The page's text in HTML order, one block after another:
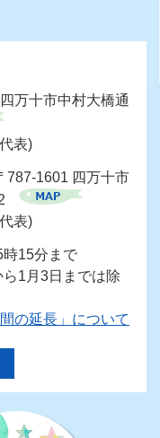
万十市中村大橋通
表)
787-1601 四万十市
表)
時15分まで
ら1月3日までは除
の延長」について